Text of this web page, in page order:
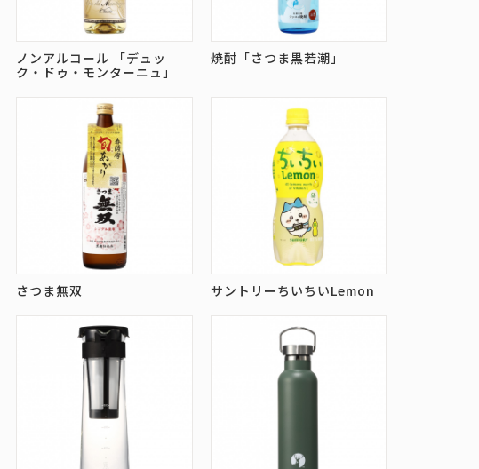
ノンアルコール 「デュッ
ク・ドゥ・モンターニュ」
焼酎「さつま黒若潮」
さつま無双 サントリーちいちいLemon